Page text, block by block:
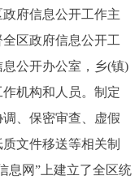
人文北京
视频北京
府信息公开工作主
区政府信息公开工
公开办公室，乡(镇)
机构和人员。制定
、保密审查、虚假
文件移送等相关制
息网”上建立了全区统